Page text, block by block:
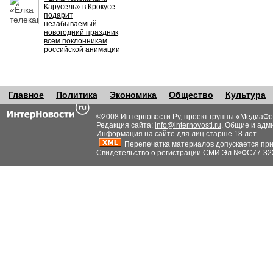
Карусель» в Крокусе
подарит
незабываемый
новогодний праздник
всем поклонникам
российской анимации
Главное Политика Экономика Общество Культура
©2008 Интерновости.Ру, проект группы «
Редакция сайта: info@internovosti.ru. Общие и
Информация на сайте для лиц старше 18 лет.
Перепечатка материалов допускается
Свидетельство о регистрации СМИ Эл №ФС77-